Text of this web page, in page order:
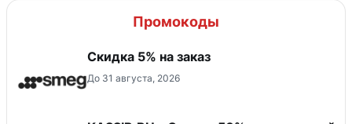
Промокоды
Скидка 5% на заказ
До 31 августа, 2026